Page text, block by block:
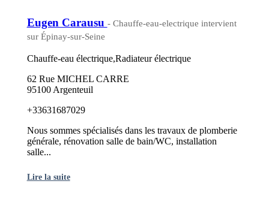
Eugen Carausu - Chauffe-eau-electrique intervient
sur Épinay-sur-Seine
Chauffe-eau électrique,Radiateur électrique
62 Rue MICHEL CARRE
95100 Argenteuil
+33631687029
Nous sommes spécialisés dans les travaux de plomberie
générale, rénovation salle de bain/WC, installation
salle...
Lire la suite